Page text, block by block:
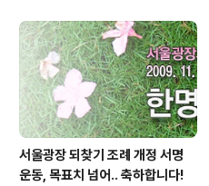
서울광장 되찾기 조례 개정 서명
운동, 목표치 넘어.. 축하합니다!